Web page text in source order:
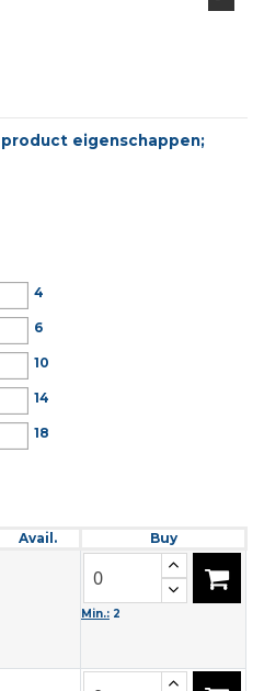
eigenschappen;
4
6
10
14
18
Avail. Buy
Min.: 2